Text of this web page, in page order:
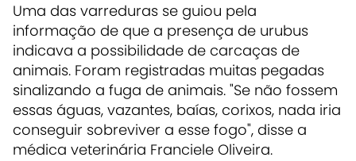
Uma das varreduras se guiou pela
informação de que a presença de urubus
indicava a possibilidade de carcaças de
animais. Foram registradas muitas pegadas
sinalizando a fuga de animais. "Se não fossem
essas águas, vazantes, baías, corixos, nada iria
conseguir sobreviver a esse fogo", disse a
médica veterinária Franciele Oliveira.